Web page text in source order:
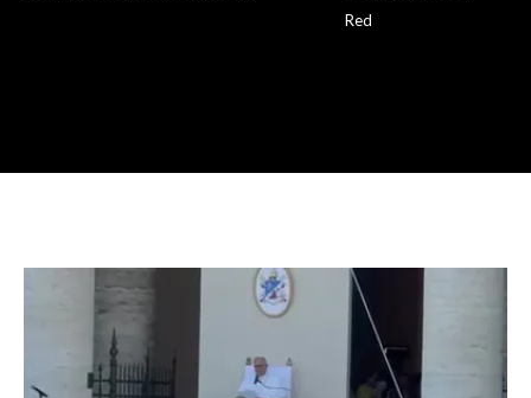
Red